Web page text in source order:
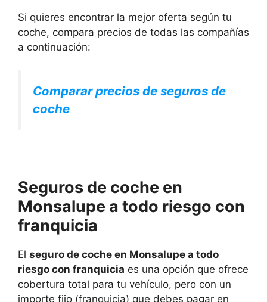
Si quieres encontrar la mejor oferta según tu
coche, compara precios de todas las compañías
a continuación:
Comparar precios de seguros de
coche
Seguros de coche en
Monsalupe a todo riesgo con
franquicia
El seguro de coche en Monsalupe a todo
riesgo con franquicia es una opción que ofrece
cobertura total para tu vehículo, pero con un
importe fijo (franquicia) que debes pagar en